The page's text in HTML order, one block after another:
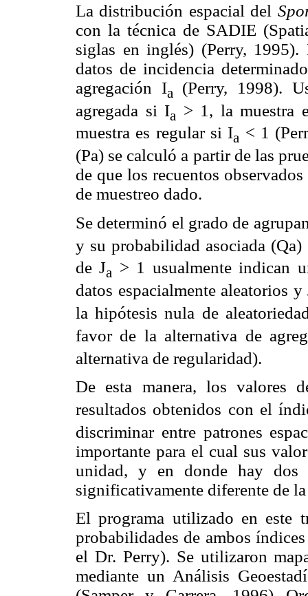
La distribución espacial del
con la técnica de SADIE
siglas en inglés) (Perry,
datos de incidencia
agregación Ia
(Perry, 1998).
agregada si Ia > 1, la muestra
muestra es regular si Ia < 1
(Pa) se calculó a partir de las
de que los recuentos
de muestreo dado.
Se determinó el grado de
y su probabilidad asociada
de Ja > 1 usualmente indican
datos espacialmente aleatorios y
la hipótesis nula de
favor de la alternativa de
alternativa de regularidad).
De esta manera, los valores
resultados obtenidos con el
discriminar entre patrones
importante para el cual sus
unidad, y en donde hay dos
significativamente diferente de
El programa utilizado en este
probabilidades de ambos
el Dr. Perry). Se utilizaron
mediante un Análisis